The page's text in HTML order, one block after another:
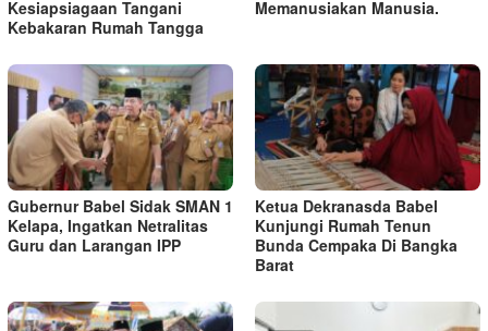
Kesiapsiagaan Tangani
Kebakaran Rumah Tangga
Memanusiakan Manusia.
Gubernur Babel Sidak SMAN 1
Kelapa, Ingatkan Netralitas
Guru dan Larangan IPP
Ketua Dekranasda Babel
Kunjungi Rumah Tenun
Bunda Cempaka Di Bangka
Barat